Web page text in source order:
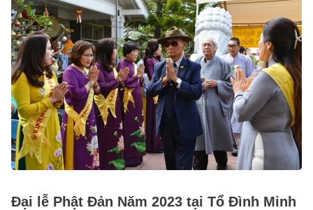
Đại lễ Phật Đản Năm 2023 tại Tổ Đình Minh